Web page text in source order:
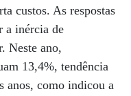
custos. As respostas
a inércia de
Neste ano,
13,4%, tendência
anos, como indicou a